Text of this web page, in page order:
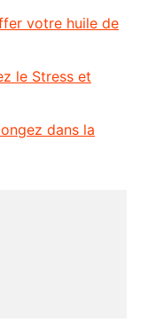
votre huile de
le Stress et
dans la